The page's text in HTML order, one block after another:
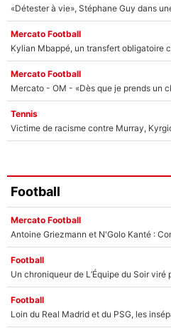
«Détester à vie», Stéphane Guy dans
Mercato Football
Kylian Mbappé, un transfert obligatoire
Mercato Football
Tennis
Football
Mercato Football
Football
Football